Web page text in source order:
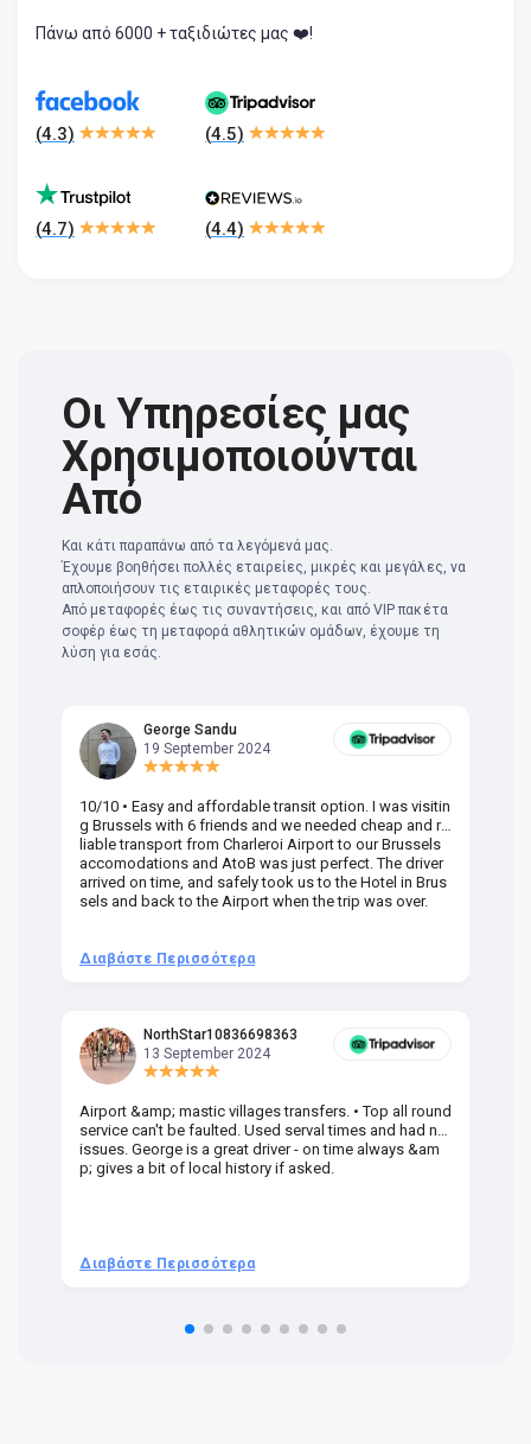
Πάνω από 6000 + ταξιδιώτες μας ❤️!
(4.3) (4.5)
(4.7) (4.4)
Οι Υπηρεσίες μας
Χρησιμοποιούνται
Από
Και κάτι παραπάνω από τα λεγόμενά μας.
Έχουμε βοηθήσει πολλές εταιρείες, μικρές και μεγάλες, να
απλοποιήσουν τις εταιρικές μεταφορές τους.
Από μεταφορές έως τις συναντήσεις, και από VIP πακέτα
σοφέρ έως τη μεταφορά αθλητικών ομάδων, έχουμε τη
λύση για εσάς.
George Sandu
19 September 2024
10/10 • Easy and affordable transit option. I was visitin
g Brussels with 6 friends and we needed cheap and re
liable transport from Charleroi Airport to our Brussels
accomodations and AtoB was just perfect. The driver
arrived on time, and safely took us to the Hotel in Brus
sels and back to the Airport when the trip was over.
Διαβάστε Περισσότερα
NorthStar10836698363
13 September 2024
Airport &amp; mastic villages transfers. • Top all round
service can't be faulted. Used serval times and had no
issues. George is a great driver - on time always &am
p; gives a bit of local history if asked.
Διαβάστε Περισσότερα